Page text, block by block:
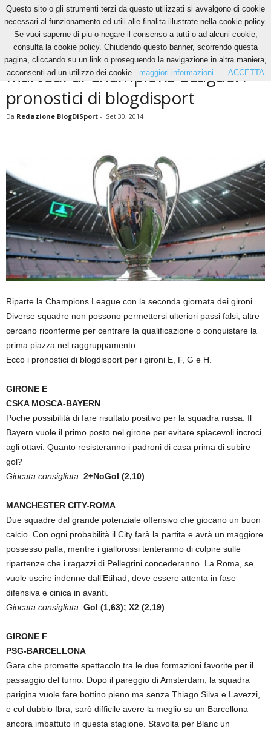
News Martedì di Champions League: i pronostici di blogdisport
NEWS
Martedì di Champions League: i
pronostici di blogdisport
Da Redazione BlogDiSport - Set 30, 2014
Riparte la Champions League con la seconda giornata dei gironi.
Diverse squadre non possono permettersi ulteriori passi falsi, altre
cercano riconferme per centrare la qualificazione o conquistare la
prima piazza nel raggruppamento.
Ecco i pronostici di blogdisport per i gironi E, F, G e H.
GIRONE E
CSKA MOSCA-BAYERN
Poche possibilità di fare risultato positivo per la squadra russa. Il
Bayern vuole il primo posto nel girone per evitare spiacevoli incroci
agli ottavi. Quanto resisteranno i padroni di casa prima di subire
gol?
Giocata consigliata: 2+NoGol (2,10)
MANCHESTER CITY-ROMA
Due squadre dal grande potenziale offensivo che giocano un buon
calcio. Con ogni probabilità il City farà la partita e avrà un maggiore
possesso palla, mentre i giallorossi tenteranno di colpire sulle
ripartenze che i ragazzi di Pellegrini concederanno. La Roma, se
vuole uscire indenne dall’Etihad, deve essere attenta in fase
difensiva e cinica in avanti.
Giocata consigliata: Gol (1,63); X2 (2,19)
GIRONE F
PSG-BARCELLONA
Gara che promette spettacolo tra le due formazioni favorite per il
passaggio del turno. Dopo il pareggio di Amsterdam, la squadra
parigina vuole fare bottino pieno ma senza Thiago Silva e Lavezzi,
e col dubbio Ibra, sarò difficile avere la meglio su un Barcellona
ancora imbattuto in questa stagione. Stavolta per Blanc un
Questo sito o gli strumenti terzi da questo utilizzati si avvalgono di cookie
necessari al funzionamento ed utili alle finalita illustrate nella cookie policy.
Se vuoi saperne di piu o negare il consenso a tutti o ad alcuni cookie,
consulta la cookie policy. Chiudendo questo banner, scorrendo questa
pagina, cliccando su un link o proseguendo la navigazione in altra maniera,
acconsenti ad un utilizzo dei cookie.
maggiori informazioni ACCETTA